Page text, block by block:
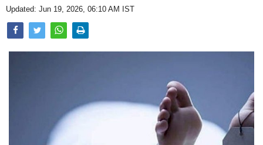
Health & Lifestyle
Updated: Jun 19, 2026, 06:10 AM IST